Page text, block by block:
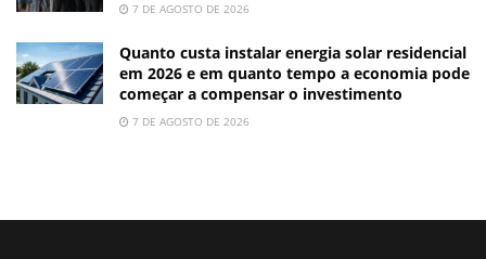
7 DE AGOSTO DE 2026
Quanto custa instalar energia solar residencial
em 2026 e em quanto tempo a economia pode
começar a compensar o investimento
7 DE AGOSTO DE 2026